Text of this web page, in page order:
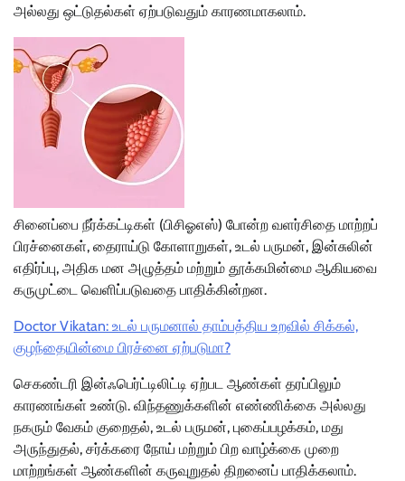
அல்லது ஒட்டுதல்கள் ஏற்படுவதும் காரணமாகலாம்.
சினைப்பை நீர்க்கட்டிகள் (பிசிஓஎஸ்) போன்ற வளர்சிதை மாற்றப்
பிரச்னைகள், தைராய்டு கோளாறுகள், உடல் பருமன், இன்சுலின்
எதிர்ப்பு, அதிக மன அழுத்தம் மற்றும் தூக்கமின்மை ஆகியவை
கருமுட்டை வெளிப்படுவதை பாதிக்கின்றன.
Doctor Vikatan: உடல் பருமனால் தாம்பத்திய உறவில் சிக்கல்,
குழந்தையின்மை பிரச்னை ஏற்படுமா?
செகண்டரி இன்ஃபெர்ட்டிலிட்டி ஏற்பட ஆண்கள் தரப்பிலும்
காரணங்கள் உண்டு. விந்தணுக்களின் எண்ணிக்கை அல்லது
நகரும் வேகம் குறைதல், உடல் பருமன், புகைப்பழக்கம், மது
அருந்துதல், சர்க்கரை நோய் மற்றும் பிற வாழ்க்கை முறை
மாற்றங்கள் ஆண்களின் கருவுறுதல் திறனைப் பாதிக்கலாம்.